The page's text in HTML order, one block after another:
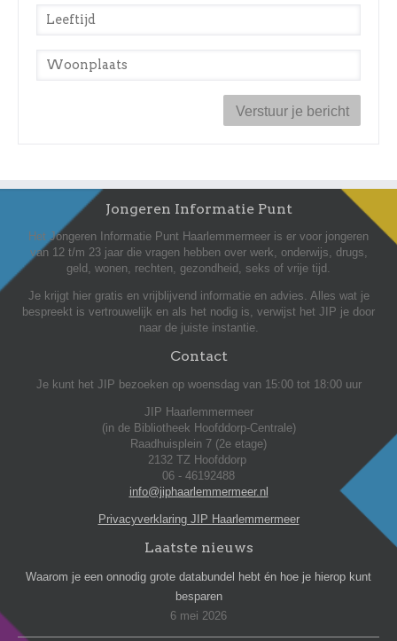
Leeftijd *
Woonplaats
Jongeren Informatie Punt
Het Jongeren Informatie Punt Haarlemmermeer is er voor jongeren
van 12 t/m 23 jaar die vragen hebben over werk, onderwijs, drugs,
geld, wonen, rechten, gezondheid, seks of vrije tijd.
Je krijgt hier gratis en vrijblijvend informatie en advies. Alles wat je
bespreekt is vertrouwelijk en als het nodig is, verwijst het JIP je door
naar de juiste instantie.
Contact
Je kunt het JIP bezoeken op woensdag van 15:00 tot 18:00 uur
JIP Haarlemmermeer
(in de Bibliotheek Hoofddorp-Centrale)
Raadhuisplein 7 (2e etage)
2132 TZ Hoofddorp
06 - 46192488
info@jiphaarlemmermeer.nl
Privacyverklaring JIP Haarlemmermeer
Laatste nieuws
Waarom je een onnodig grote databundel hebt én hoe je hierop kunt
besparen
6 mei 2026